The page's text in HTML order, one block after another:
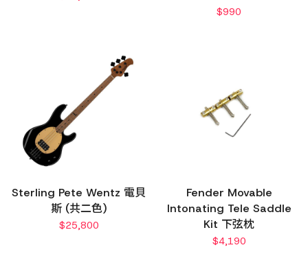
$990
Sterling Pete Wentz 電貝
斯 (共二色)
$25,800
Fender Movable
Intonating Tele Saddle
Kit 下弦枕
$4,190